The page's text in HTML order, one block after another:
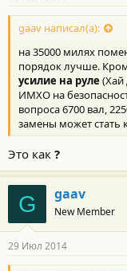
gaav написал(а):
на 35000 милях
порядок лучше.
усилие на руле (Хай
ИМХО на
вопроса 6700 вал,
замены может стать
Это как ?
G gaav
New Member
29 Июл 2014